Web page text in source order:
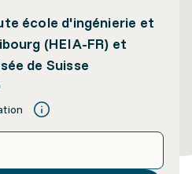
école d'ingénierie et
(HEIA-FR) et
de Suisse